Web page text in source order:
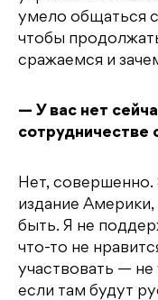
умело общаться
чтобы
сражаемся и
— У вас нет
сотрудничестве
Нет,
издание
быть. Я не
что-то не
участвовать — не
если там будут